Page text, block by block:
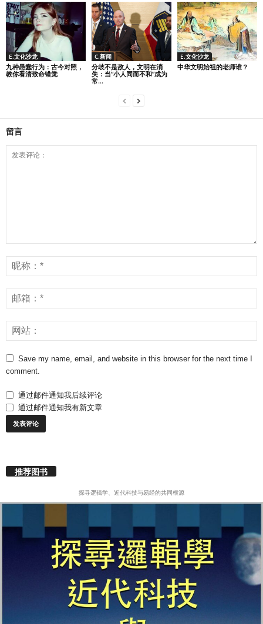
E.文化沙龙
九种愚蠢行为：古今对照，
教你看清致命错觉
C.新闻
分歧不是敌人，文明在消
失：当“小人同而不和”成为
常...
E.文化沙龙
中华文明始祖的老师谁？
留言
Save my name, email, and website in this browser for the next time I
comment.
通过邮件通知我后续评论
通过邮件通知我有新文章
推荐图书
探寻逻辑学、近代科技与易经的共同根源